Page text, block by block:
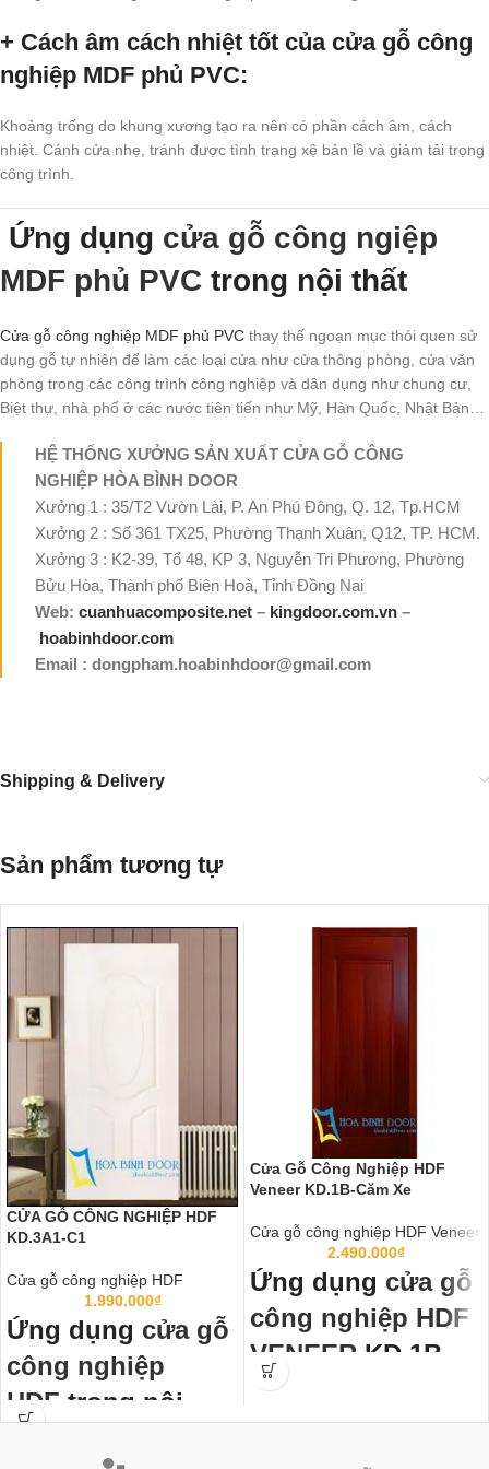
+ Cách âm cách nhiệt tốt của cửa gỗ công
nghiệp MDF phủ PVC:
Khoảng trống do khung xương tạo ra nên có phần cách âm, cách
nhiệt. Cánh cửa nhẹ, tránh được tình trạng xệ bản lề và giảm tải trọng
công trình.
Ứng dụng cửa gỗ công ngiệp
MDF phủ PVC trong nội thất
Cửa gỗ công nghiệp MDF phủ PVC thay thế ngoạn mục thói quen sử
dụng gỗ tự nhiên để làm các loại cửa như cửa thông phòng, cửa văn
phòng trong các công trình công nghiệp và dân dụng như chung cư,
Biệt thự, nhà phố ở các nước tiên tiến như Mỹ, Hàn Quốc, Nhật Bản…
HỆ THỐNG XƯỞNG SẢN XUẤT CỬA GỖ CÔNG
NGHIỆP HÒA BÌNH DOOR
Xưởng 1 : 35/T2 Vườn Lài, P. An Phú Đông, Q. 12, Tp.HCM
Xưởng 2 : Số 361 TX25, Phường Thạnh Xuân, Q12, TP. HCM.
Xưởng 3 : K2-39, Tổ 48, KP 3, Nguyễn Tri Phương, Phường
Bửu Hòa, Thành phố Biên Hoà, Tỉnh Đồng Nai
Web: cuanhuacomposite.net – kingdoor.com.vn –
hoabinhdoor.com
Email : dongpham.hoabinhdoor@gmail.com
Shipping & Delivery
Sản phẩm tương tự
CỬA GỖ CÔNG NGHIỆP HDF
KD.3A1-C1
Cửa gỗ công nghiệp HDF
1.990.000₫
Ứng dụng cửa gỗ
công nghiệp
HDF trong nội
Cửa Gỗ Công Nghiệp HDF
Veneer KD.1B-Căm Xe
Cửa gỗ công nghiệp HDF Veneer
2.490.000₫
Ứng dụng cửa gỗ
công nghiệp HDF
VENEER KD.1B-
Căm Xe trong nội
thất:
Cửa gỗ công nghiệp HDF